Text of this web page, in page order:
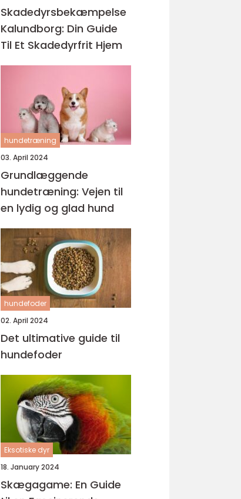
Skadedyrsbekæmpelse
Kalundborg: Din Guide
Til Et Skadedyrfrit Hjem
hundetræning
03. April 2024
Grundlæggende
hundetræning: Vejen til
en lydig og glad hund
hundefoder
02. April 2024
Det ultimative guide til
hundefoder
Eksotiske dyr
18. January 2024
Skægagame: En Guide